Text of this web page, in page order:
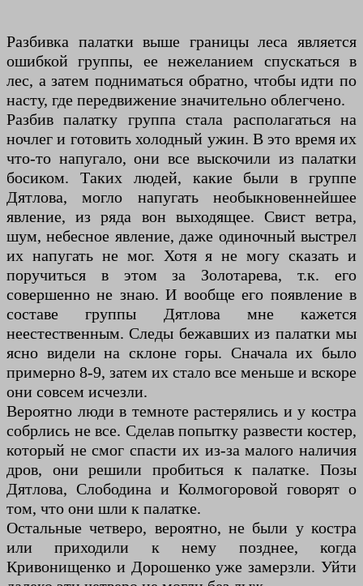
Разбивка палатки выше границы леса является
ошибкой группы, ее нежеланием спускаться в
лес, а затем подниматься обратно, чтобы идти по
насту, где передвижение значительно облегчено.
Разбив палатку группа стала располагаться на
ночлег и готовить холодный ужин. В это время их
что-то напугало, они все выскочили из палатки
босиком. Таких людей, какие были в группе
Дятлова, могло напугать необыкновеннейшее
явление, из ряда вон выходящее. Свист ветра,
шум, небесное явление, даже одиночный выстрел
их напугать не мог. Хотя я не могу сказать и
поручиться в этом за Золотарева, т.к. его
совершенно не знаю. И вообще его появление в
составе группы Дятлова мне кажется
неестественным. Следы бежавших из палатки мы
ясно видели на склоне горы. Сначала их было
примерно 8-9, затем их стало все меньше и вскоре
они совсем исчезли.
Вероятно люди в темноте растерялись и у костра
собрлись не все. Сделав попытку развести костер,
который не смог спасти их из-за малого наличия
дров, они решили пробиться к палатке. Позы
Дятлова, Слободина и Колмогоровой говорят о
том, что они шли к палатке.
Остальные четверо, вероятно, не были у костра
или приходили к нему позднее, когда
Кривонищенко и Дорошенко уже замерзли. Уйти